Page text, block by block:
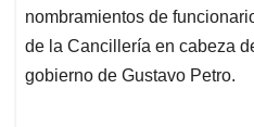
p
k
n
nombramientos de
de la Cancillería en cabeza
gobierno de Gustavo Petro.